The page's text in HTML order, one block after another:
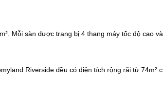
Mỗi sàn được trang bị 4 thang máy tốc độ cao
Riverside đều có diện tích rộng rãi từ 74m²